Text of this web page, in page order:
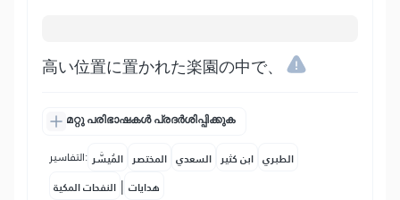
高い位置に置かれた楽園の中で、
മറ്റു പരിഭാഷകൾ പ്രദർശിപ്പിക്കുക
التفاسير: المُيسَّر المختصر السعدي ابن كثير الطبري
النفحات المكية | هدايات